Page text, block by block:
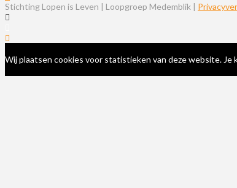
Stichting Lopen is Leven | Loopgroep Medemblik |
Wij plaatsen cookies voor statistieken van deze website.